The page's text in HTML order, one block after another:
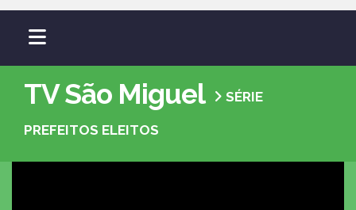
TV São Miguel SÉRIE
PREFEITOS ELEITOS